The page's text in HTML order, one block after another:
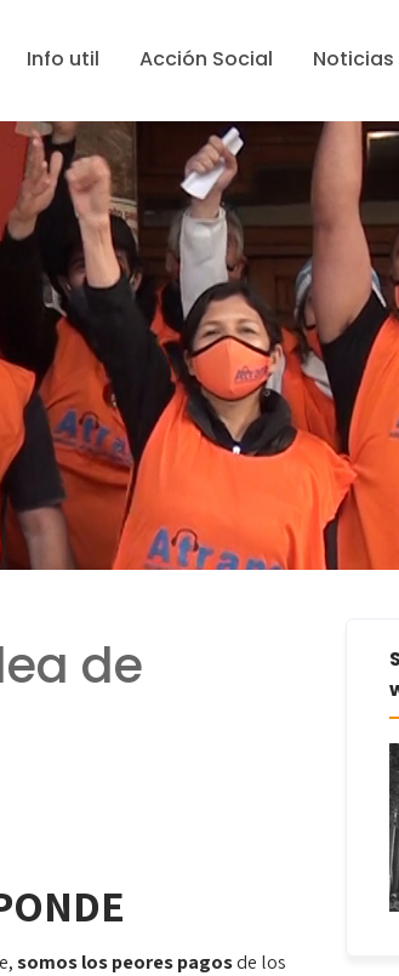
Info util Acción Social Noticias
de
somos los peores pagosde los